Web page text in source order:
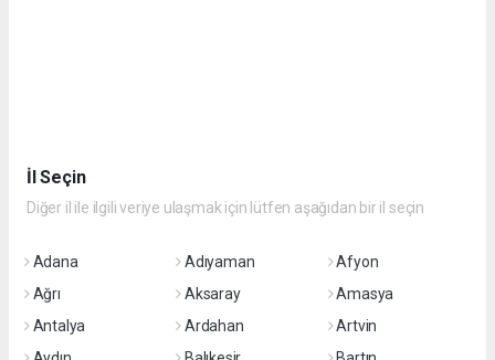
İl Seçin
Diğer il ile ilgili veriye ulaşmak için lütfen aşağıdan bir il seçin
Adana Adıyaman
Afyon
Ağrı
Aksaray
Amasya
Antalya
Ardahan
Artvin